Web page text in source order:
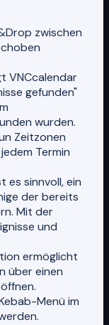
zwischen
VNCcalendar
gefunden"
wurden.
Zeitzonen
Termin
es sinnvoll, ein
der bereits
Mit der
und
ermöglicht
über einen
Menü im